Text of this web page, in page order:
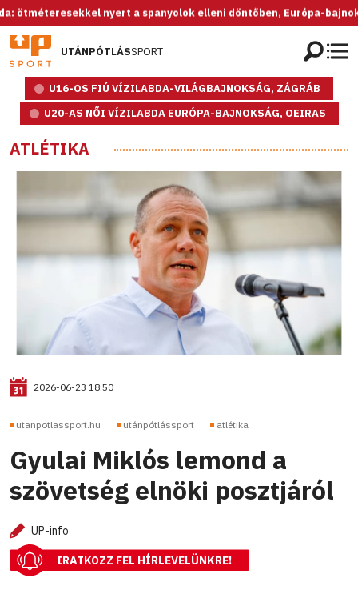
nyert a spanyolok elleni döntőben, Európa-bajnok az U20-
UTÁNPÓTLÁSSPORT
U16-OS FIÚ VÍZILABDA-VILÁGBAJNOKSÁG, ZÁGRÁB
U20-AS NŐI VÍZILABDA EURÓPA-BAJNOKSÁG, OEIRAS
ATLÉTIKA
2026-06-23 18:50
utanpotlassport.hu utánpótlássport atlétika
Gyulai Miklós lemond a
szövetség elnöki posztjáról
UP-info
IRATKOZZ FEL HÍRLEVELÜNKRE!